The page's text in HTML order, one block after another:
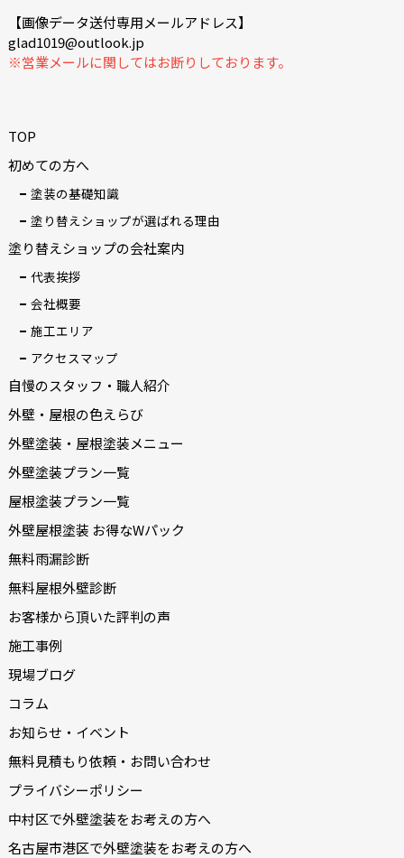
【画像データ送付専用メールアドレス】
glad1019@outlook.jp
※営業メールに関してはお断りしております。
TOP
初めての方へ
塗装の基礎知識
塗り替えショップが選ばれる理由
塗り替えショップの会社案内
代表挨拶
会社概要
施工エリア
アクセスマップ
自慢のスタッフ・職人紹介
外壁・屋根の色えらび
外壁塗装・屋根塗装メニュー
外壁塗装プラン一覧
屋根塗装プラン一覧
外壁屋根塗装 お得なWパック
無料雨漏診断
無料屋根外壁診断
お客様から頂いた評判の声
施工事例
現場ブログ
コラム
お知らせ・イベント
無料見積もり依頼・お問い合わせ
プライバシーポリシー
中村区で外壁塗装をお考えの方へ
名古屋市港区で外壁塗装をお考えの方へ